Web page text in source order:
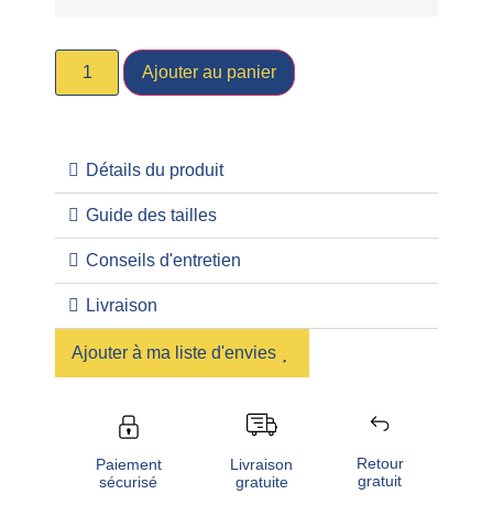
Ajouter au panier
Détails du produit
Guide des tailles
Conseils d'entretien
Livraison
Ajouter à ma liste d'envies
Paiement
sécurisé
Livraison
gratuite
Retour
gratuit